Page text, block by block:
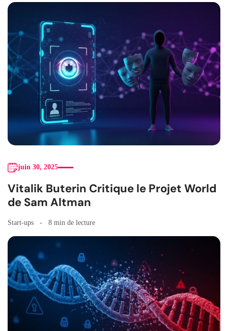
juin 30, 2025
Vitalik Buterin Critique le Projet World
de Sam Altman
Start-ups 8 min de lecture